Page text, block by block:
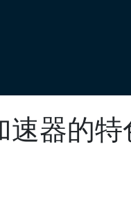
速器的特